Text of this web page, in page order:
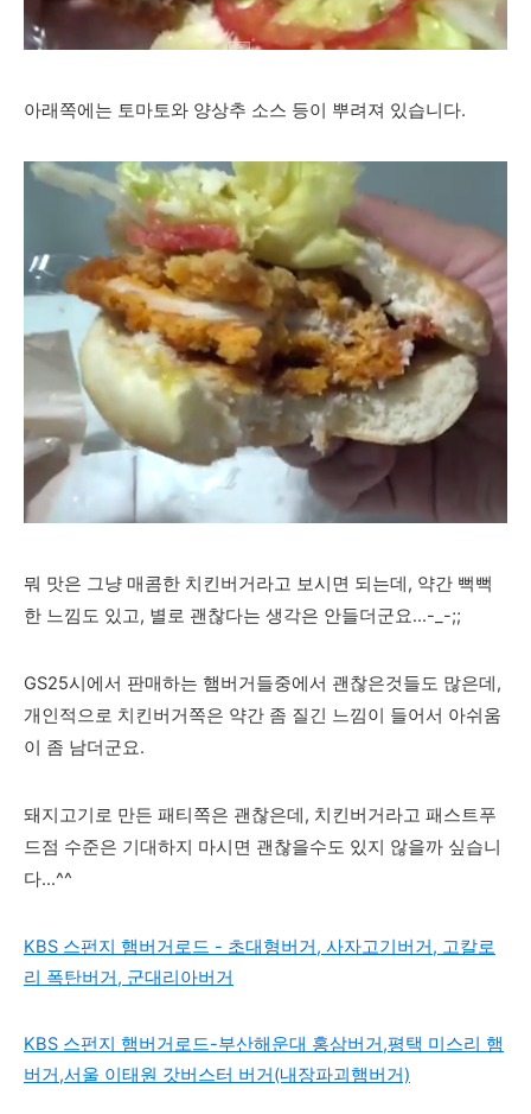
아래쪽에는 토마토와 양상추 소스 등이 뿌려져 있습니다.
뭐 맛은 그냥 매콤한 치킨버거라고 보시면 되는데, 약간 뻑뻑
한 느낌도 있고, 별로 괜찮다는 생각은 안들더군요...-_-;;
GS25시에서 판매하는 햄버거들중에서 괜찮은것들도 많은데,
개인적으로 치킨버거쪽은 약간 좀 질긴 느낌이 들어서 아쉬움
이 좀 남더군요.
돼지고기로 만든 패티쪽은 괜찮은데, 치킨버거라고 패스트푸
드점 수준은 기대하지 마시면 괜찮을수도 있지 않을까 싶습니
다...^^
KBS 스펀지 햄버거로드 - 초대형버거, 사자고기버거, 고칼로
리 폭탄버거, 군대리아버거
KBS 스펀지 햄버거로드-부산해운대 홍삼버거,평택 미스리 햄
버거,서울 이태원 갓버스터 버거(내장파괴햄버거)